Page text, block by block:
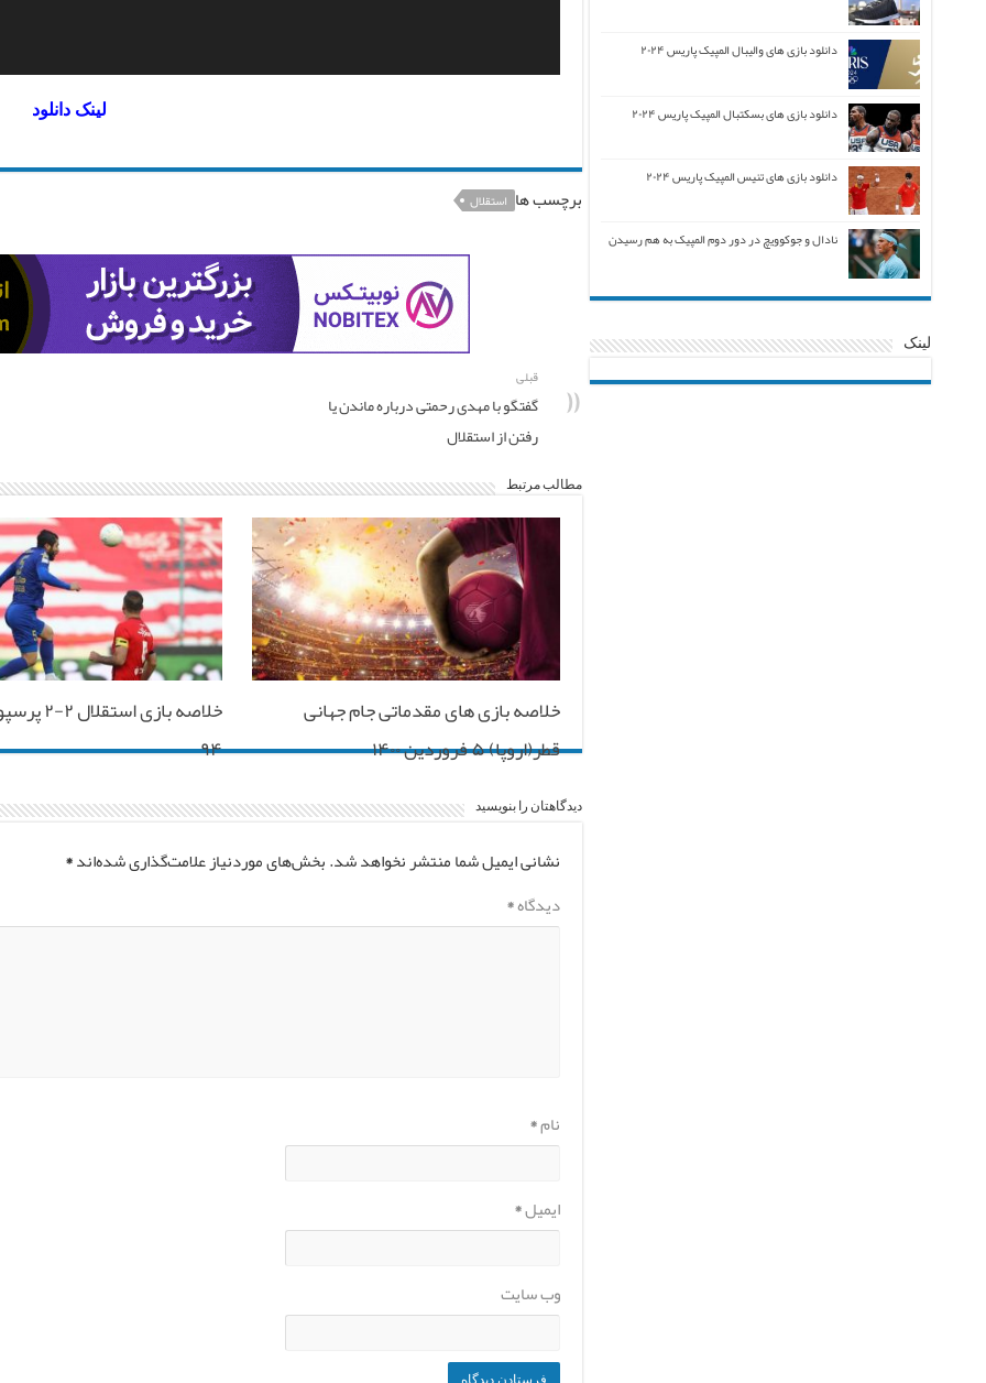
لینک دانلود
برچسب ها استقلال
قبلی
گفتگو با مهدی رحمتی درباره ماندن یا
رفتن از استقلال
مطالب مرتبط
خلاصه بازی های مقدماتی جام جهانی
قطر(اروپا) ۵ فروردین ۱۴۰۰
خلاصه
۹۴
دیدگاهتان را بنویسید
نشانی ایمیل شما منتشر نخواهد شد.بخش‌های موردنیاز علامت‌گذاری شده‌اند*
دیدگاه*
نام*
ایمیل*
وب‌ سایت
دانلود بازی های والیبال المپیک پاریس ۲۰۲۴
دانلود بازی های بسکتبال المپیک پاریس ۲۰۲۴
دانلود بازی های تنیس المپیک پاریس ۲۰۲۴
نادال و جوکوویچ در دور دوم المپیک به هم رسیدن
لینک